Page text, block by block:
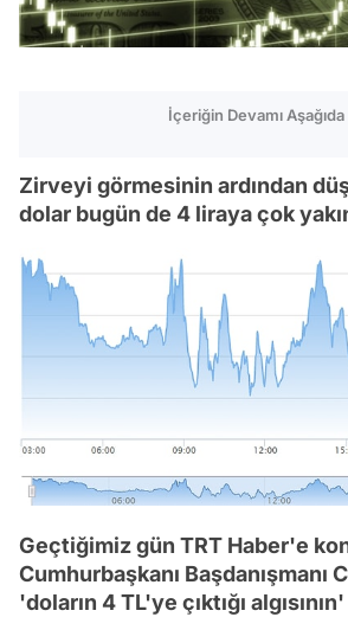
İçeriğin Devamı Aşağıda
Zirveyi görmesinin ardından
dolar bugün de 4 liraya çok
Geçtiğimiz gün TRT Haber'e
Cumhurbaşkanı Başdanışmanı
'doların 4 TL'ye çıktığı